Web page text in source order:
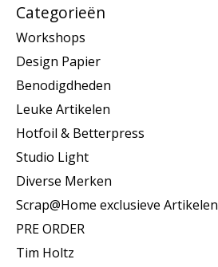
Categorieën
Workshops
Design Papier
Benodigdheden
Leuke Artikelen
Hotfoil & Betterpress
Studio Light
Diverse Merken
Scrap@Home exclusieve Artikelen
PRE ORDER
Tim Holtz